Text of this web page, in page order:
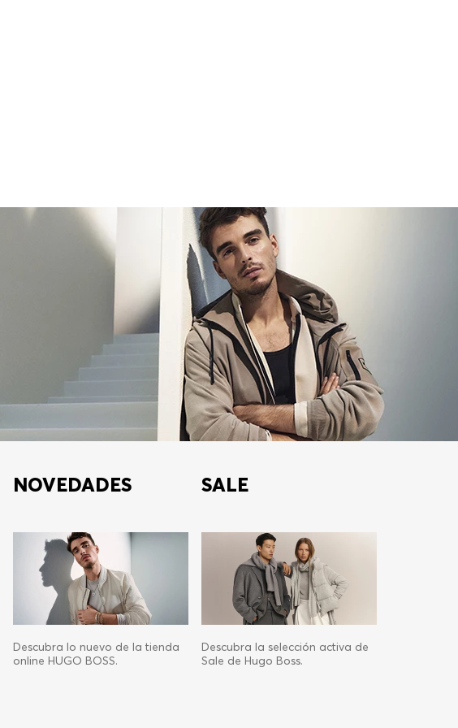
NOVEDADES
Descubra lo nuevo de la tienda
online HUGO BOSS.
SALE
Descubra la selección activa de
Sale de Hugo Boss.